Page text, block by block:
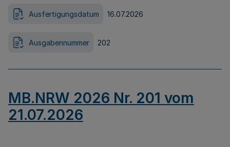
Ausfertigungsdatum 16.07.2026
Ausgabennummer 202
MB.NRW 2026 Nr. 201 vom
21.07.2026